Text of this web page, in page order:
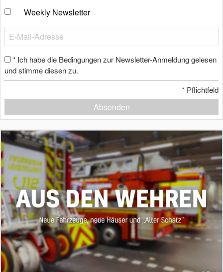
Weekly Newsletter
* Ich habe die Bedingungen zur Newsletter-Anmeldung gelesen
und stimme diesen zu.
* Pflichtfeld
Absenden